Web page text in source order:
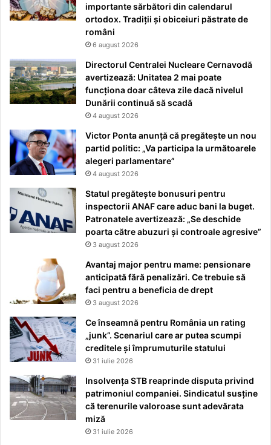
importante sărbători din calendarul
ortodox. Tradiții și obiceiuri păstrate de
români
6 august 2026
Directorul Centralei Nucleare Cernavodă
avertizează: Unitatea 2 mai poate
funcționa doar câteva zile dacă nivelul
Dunării continuă să scadă
4 august 2026
Victor Ponta anunță că pregătește un nou
partid politic: „Va participa la următoarele
alegeri parlamentare”
4 august 2026
Statul pregătește bonusuri pentru
inspectorii ANAF care aduc bani la buget.
Patronatele avertizează: „Se deschide
poarta către abuzuri și controale agresive”
3 august 2026
Avantaj major pentru mame: pensionare
anticipată fără penalizări. Ce trebuie să
faci pentru a beneficia de drept
3 august 2026
Ce înseamnă pentru România un rating
„junk”. Scenariul care ar putea scumpi
creditele și împrumuturile statului
31 iulie 2026
Insolvența STB reaprinde disputa privind
patrimoniul companiei. Sindicatul susține
că terenurile valoroase sunt adevărata
miză
31 iulie 2026